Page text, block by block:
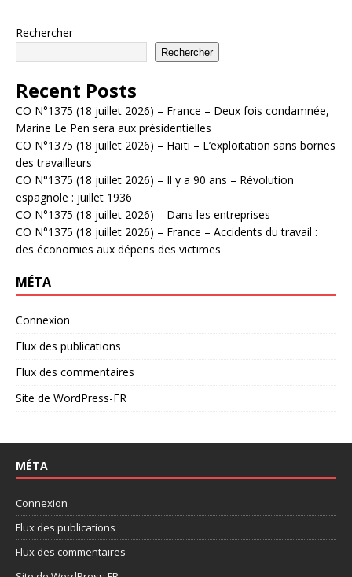
Rechercher
Rechercher
Recent Posts
CO N°1375 (18 juillet 2026) – France – Deux fois condamnée,
Marine Le Pen sera aux présidentielles
CO N°1375 (18 juillet 2026) – Haïti – L’exploitation sans bornes
des travailleurs
CO N°1375 (18 juillet 2026) – Il y a 90 ans – Révolution
espagnole : juillet 1936
CO N°1375 (18 juillet 2026) – Dans les entreprises
CO N°1375 (18 juillet 2026) – France – Accidents du travail :
des économies aux dépens des victimes
MÉTA
Connexion
Flux des publications
Flux des commentaires
Site de WordPress-FR
MÉTA
Connexion
Flux des publications
Flux des commentaires